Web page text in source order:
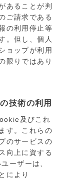
あることが判
ご請求である
の利用停止等
。但し、個人
ョップが利用
限りではあり
技術の利用
及びこれ
す。これらの
のサービスの
向上に資する
ーザーは、
により